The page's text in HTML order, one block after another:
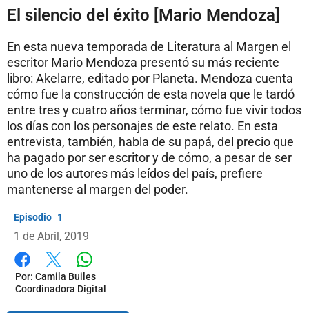
El silencio del éxito [Mario Mendoza]
En esta nueva temporada de Literatura al Margen el
escritor Mario Mendoza presentó su más reciente
libro: Akelarre, editado por Planeta. Mendoza cuenta
cómo fue la construcción de esta novela que le tardó
entre tres y cuatro años terminar, cómo fue vivir todos
los días con los personajes de este relato. En esta
entrevista, también, habla de su papá, del precio que
ha pagado por ser escritor y de cómo, a pesar de ser
uno de los autores más leídos del país, prefiere
mantenerse al margen del poder.
1
1 de Abril, 2019
Facebook
X Whatsapp
Por: Camila Builes
Coordinadora Digital